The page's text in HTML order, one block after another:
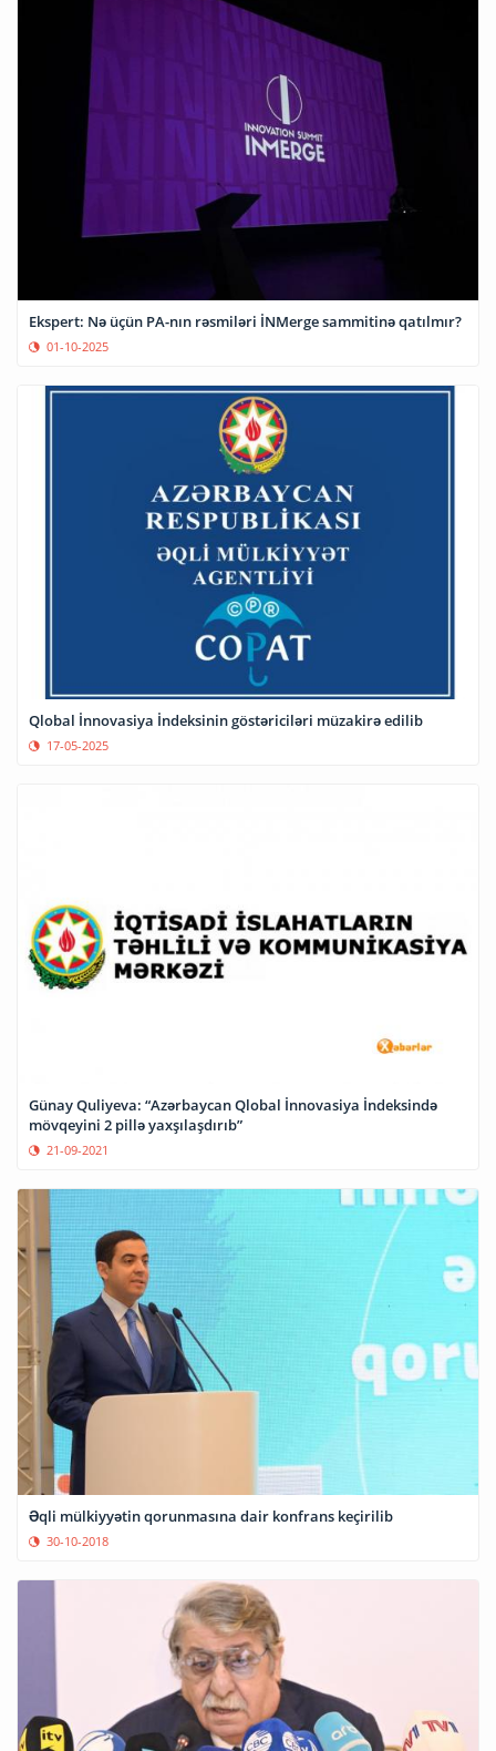
Ekspert: Nə üçün PA-nın rəsmiləri İNMerge sammitinə qatılmır?
01-10-2025
Qlobal İnnovasiya İndeksinin göstəriciləri müzakirə edilib
17-05-2025
Günay Quliyeva: “Azərbaycan Qlobal İnnovasiya İndeksində
mövqeyini 2 pillə yaxşılaşdırıb”
21-09-2021
Əqli mülkiyyətin qorunmasına dair konfrans keçirilib
30-10-2018